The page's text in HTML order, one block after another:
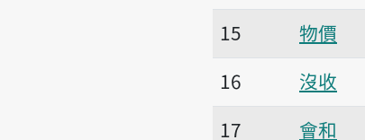
15
物價
16
沒收
17
會和